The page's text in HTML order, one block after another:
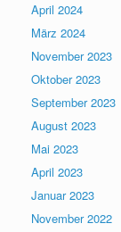
April 2024
März 2024
November 2023
Oktober 2023
September 2023
August 2023
Mai 2023
April 2023
Januar 2023
November 2022